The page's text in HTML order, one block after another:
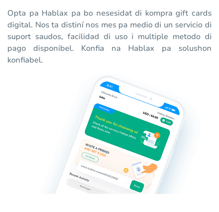
Opta pa Hablax pa bo nesesidat di kompra gift cards
digital. Nos ta distiní nos mes pa medio di un servicio di
suport saudos, facilidad di uso i multiple metodo di
pago disponibel. Konfia na Hablax pa solushon
konfiabel.